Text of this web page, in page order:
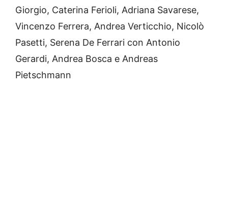
Giorgio, Caterina Ferioli, Adriana Savarese,
Vincenzo Ferrera, Andrea Verticchio, Nicolò
Pasetti, Serena De Ferrari con Antonio
Gerardi, Andrea Bosca e Andreas
Pietschmann